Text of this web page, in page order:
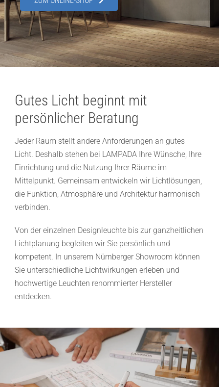
Showroom
Über uns
Kontakt
Gutes Licht beginnt mit
persönlicher Beratung
Jeder Raum stellt andere Anforderungen an gutes
Licht. Deshalb stehen bei LAMPADA Ihre Wünsche, Ihre
Einrichtung und die Nutzung Ihrer Räume im
Mittelpunkt. Gemeinsam entwickeln wir Lichtlösungen,
die Funktion, Atmosphäre und Architektur harmonisch
verbinden.
Von der einzelnen Designleuchte bis zur ganzheitlichen
Lichtplanung begleiten wir Sie persönlich und
kompetent. In unserem Nürnberger Showroom können
Sie unterschiedliche Lichtwirkungen erleben und
hochwertige Leuchten renommierter Hersteller
entdecken.